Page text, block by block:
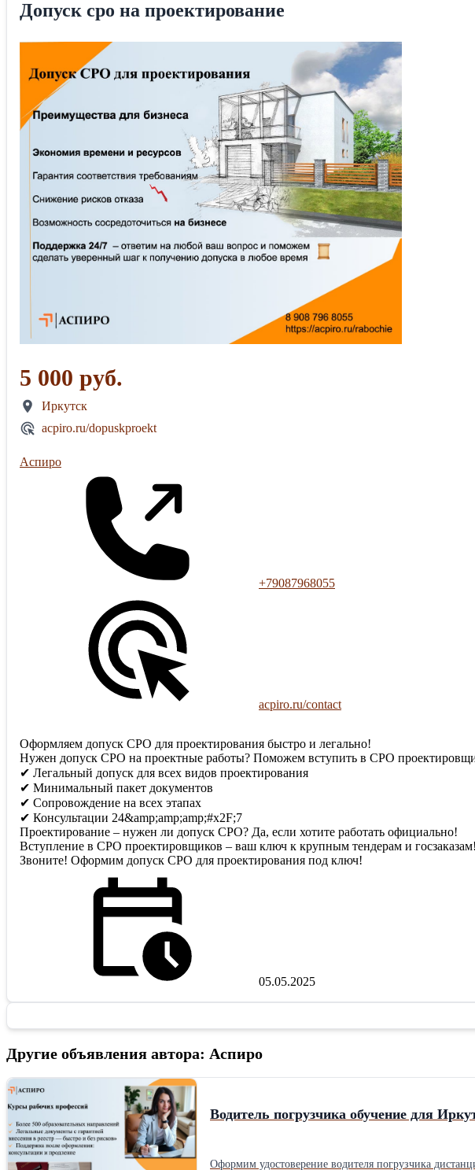
Допуск сро на проектирование
5 000 руб.
Иркутск
acpiro.ru/dopuskproekt
Аспиро
+79087968055
acpiro.ru/contact
Оформляем допуск СРО для проектирования быстро и легально!
Нужен допуск СРО на проектные работы? Поможем вступить в СРО
✔ Легальный допуск для всех видов проектирования
✔ Минимальный пакет документов
✔ Сопровождение на всех этапах
✔ Консультации 24&amp;amp;amp;#x2F;7
Проектирование – нужен ли допуск СРО? Да, если хотите работать официально!
Вступление в СРО проектировщиков – ваш ключ к крупным тендерам и госзаказам!
Звоните! Оформим допуск СРО для проектирования под ключ!
05.05.2025
Другие объявления автора: Аспиро
Водитель погрузчика обучение для
Оформим удостоверение водителя погрузчика